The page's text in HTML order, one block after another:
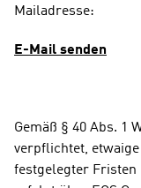
Mailadresse:
E-Mail senden
Gemäß § 40 Abs. 1
verpflichtet,
festgelegter Fristen